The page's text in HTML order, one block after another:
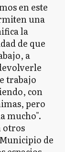
en este
una
la
de que
a
trabajo
con
pero
mucho".
otros
de